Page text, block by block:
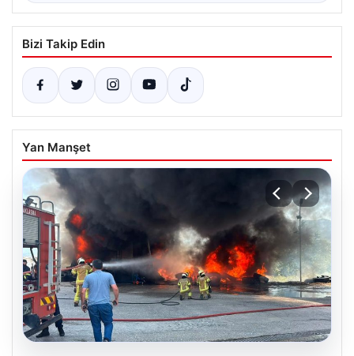
Bizi Takip Edin
Yan Manşet